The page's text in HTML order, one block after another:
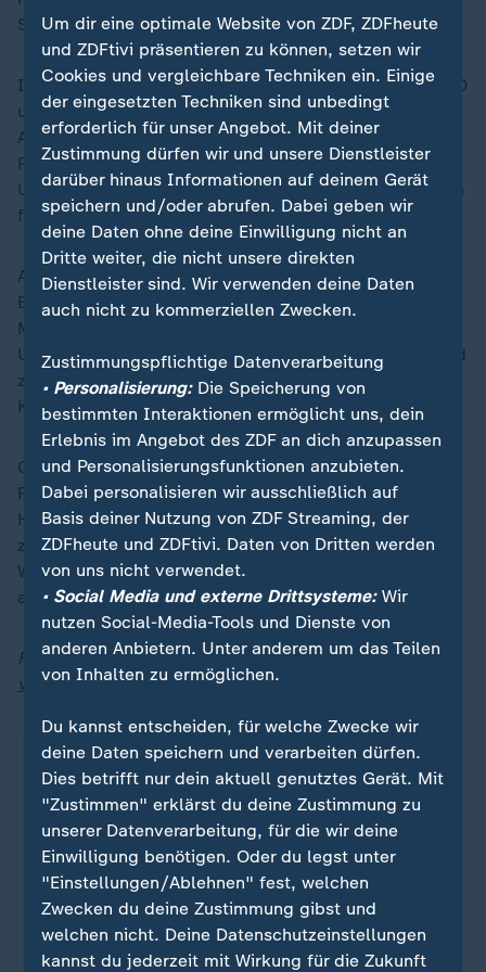
Sicherheitsexperten Christian Mölling.
Im Gespräch geht es außerdem um die Rolle der NATO
und ihrer Unterstützung für die Ukraine. Welche
Auswirkungen haben neue Zusagen für Luftabwehr und
Rüstungsproduktion? Und wie wichtig ist die
Unterstützung durch die USA und europäische Staaten
für die weitere Entwicklung des Krieges?
Außerdem berichtet Carsten Thurau von seinen
Erfahrungen vor Ort aus Kiew. Wie erleben die
Menschen in der Ukraine die anhaltenden Angriffe?
Und wie fühlt es sich an, als Journalist aus einem Land
zu berichten, das sich seit mehr als vier Jahren im
Krieg befindet?
Christian Mölling macht den Realitätscheck: Ist
Russland tatsächlich schwächer, als viele glauben?
Hat die Ukraine eine Chance, militärisch die Oberhand
zu gewinnen? Und was müsste passieren, damit
Wladimir Putin von seinen bisherigen Kriegszielen
abrückt?
Folge verpasst? Hier gibt es jederzeit alle derzeit
verfügbaren Folgen von "heute journal - der Podcast"
Um dir eine optimale Website von ZDF, ZDFheute
und ZDFtivi präsentieren zu können, setzen wir
Cookies und vergleichbare Techniken ein. Einige
der eingesetzten Techniken sind unbedingt
erforderlich für unser Angebot. Mit deiner
Zustimmung dürfen wir und unsere Dienstleister
darüber hinaus Informationen auf deinem Gerät
speichern und/oder abrufen. Dabei geben wir
deine Daten ohne deine Einwilligung nicht an
Dritte weiter, die nicht unsere direkten
Dienstleister sind. Wir verwenden deine Daten
auch nicht zu kommerziellen Zwecken.
Zustimmungspflichtige Datenverarbeitung
• Personalisierung:Die Speicherung von
bestimmten Interaktionen ermöglicht uns, dein
Erlebnis im Angebot des ZDF an dich anzupassen
und Personalisierungsfunktionen anzubieten.
Dabei personalisieren wir ausschließlich auf
Basis deiner Nutzung von ZDF Streaming, der
ZDFheute und ZDFtivi. Daten von Dritten werden
von uns nicht verwendet.
• Social Media und externe Drittsysteme:Wir
nutzen Social-Media-Tools und Dienste von
anderen Anbietern. Unter anderem um das Teilen
von Inhalten zu ermöglichen.
Du kannst entscheiden, für welche Zwecke wir
deine Daten speichern und verarbeiten dürfen.
Dies betrifft nur dein aktuell genutztes Gerät. Mit
"Zustimmen" erklärst du deine Zustimmung zu
unserer Datenverarbeitung, für die wir deine
Einwilligung benötigen. Oder du legst unter
"Einstellungen/Ablehnen" fest, welchen
Zwecken du deine Zustimmung gibst und
welchen nicht. Deine Datenschutzeinstellungen
kannst du jederzeit mit Wirkung für die Zukunft